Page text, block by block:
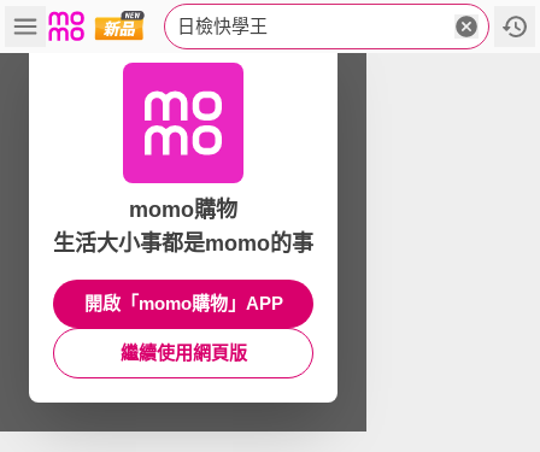
日檢快學王
momo購物
生活大小事都是momo的事
開啟「momo購物」APP
繼續使用網頁版